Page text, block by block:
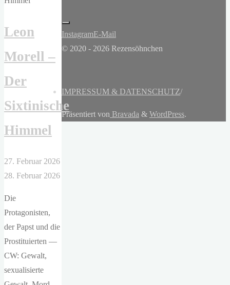
Leon
Morell –
Der
Sixtinische
Himmel
27. Februar 2026
28. Februar 2026
Die
Protagonisten,
der Papst und die
Prostituierten —
CW: Gewalt,
sexualisierte
InstagramE-Mail
© 2020 - 2026 Rezensöhnchen
IMPRESSUM & DATENSCHUTZ/
Präsentiert von Bravada & WordPress.